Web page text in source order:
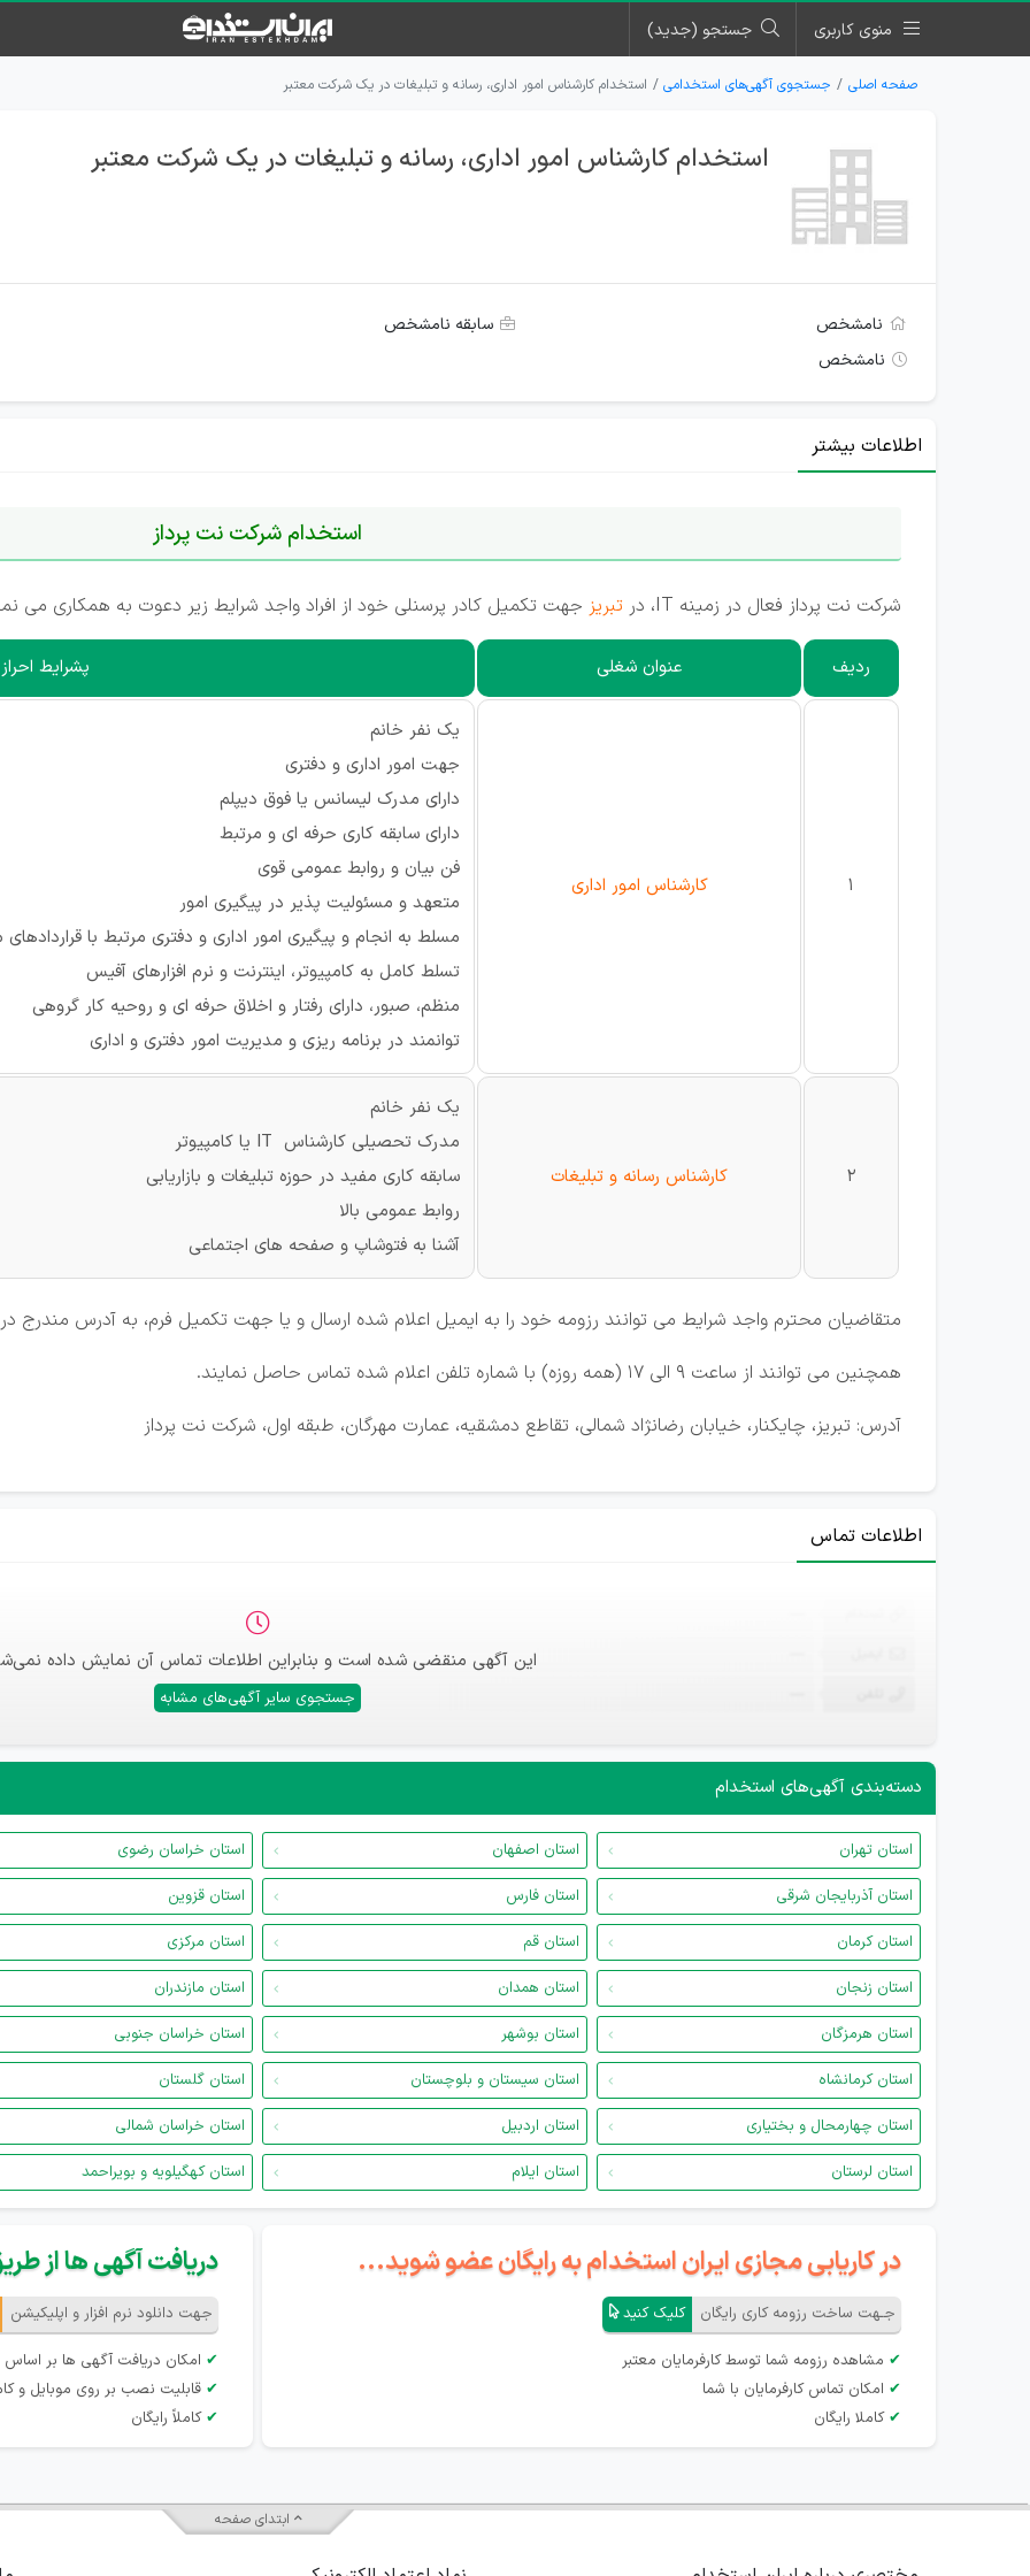
منوی کاربری جستجو (جدید)
صفحه اصلی جستجوی آگهی‌های استخدامی استخدام کارشناس امور اداری، رسانه و تبلیغات در یک شرکت معتبر
استخدام کارشناس امور اداری، رسانه و تبلیغات در یک شرکت معتبر
نامشخص
سابقه نامشخص
نامشخص
اطلاعات بیشتر
استخدام شرکت نت پرداز
شرکت نت پرداز فعال در زمینه IT، در تبریز جهت تکمیل کادر پرسنلی خود از افراد واجد شرایط زیر دعوت به همکاری می
ردیف عنوان شغلی پشرایط احراز
1 کارشناس امور اداری
یک نفر خانم
جهت امور اداری و دفتری
دارای مدرک لیسانس یا فوق دیپلم
دارای سابقه کاری حرفه ای و مرتبط
فن بیان و روابط عمومی قوی
متعهد و مسئولیت پذیر در پیگیری امور
مسلط به انجام و پیگیری امور اداری و دفتری مرتبط با
تسلط کامل به کامپیوتر، اینترنت و نرم افزارهای آفیس
منظم، صبور، دارای رفتار و اخلاق حرفه ای و روحیه کار گروهی
توانمند در برنامه ریزی و مدیریت امور دفتری و اداری
2 کارشناس رسانه و تبلیغات
یک نفر خانم
مدرک تحصیلی کارشناس IT یا کامپیوتر
سابقه کاری مفید در حوزه تبلیغات و بازاریابی
روابط عمومی بالا
آشنا به فتوشاپ و صفحه های اجتماعی
متقاضیان محترم واجد شرایط می توانند رزومه خود را به ایمیل اعلام شده ارسال و یا جهت تکمیل فرم، به آدرس مندرج
همچنین می توانند از ساعت 9 الی 17 (همه روزه) با شماره تلفن اعلام شده تماس حاصل نمایند.
آدرس: تبریز، چایکنار، خیابان رضانژاد شمالی، تقاطع دمشقیه، عمارت مهرگان، طبقه اول، شرکت نت پرداز
اطلاعات تماس
این آگهی منقضی شده است و بنابراین اطلاعات تماس آن نمایش داده
جستجوی سایر آگهی‌های مشابه
دسته‌بندی آگهی‌های استخدام
استان تهران استان اصفهان استان خراسان رضوی
استان آذربایجان شرقی
استان فارس استان قزوین
استان کرمان
استان قم استان مرکزی
استان زنجان
استان همدان استان مازندران
استان هرمزگان
استان بوشهر استان خراسان جنوبی
استان کرمانشاه
استان سیستان و بلوچستان استان گلستان
استان چهارمحال و بختیاری
استان اردبیل استان خراسان شمالی
استان لرستان
استان ایلام استان کهگیلویه و بویراحمد
در کاریابی مجازی ایران استخدام به رایگان عضو شوید...
جـهت ساخت رزومه کاری رایگان کلیک کنید
✔ مشاهده رزومه شما توسط کارفرمایان معتبر
✔ امکان تماس کارفرمایان با شما
✔ کاملا رایگان
دریافت آگهی ها از
جهت دانلود نرم افزار و اپلیکیشن
✔ امکان دریافت آگهی ها بر
✔ قابلیت نصب بر روی موبایل و
✔ کاملاً رایگان
ابتدای صفحه